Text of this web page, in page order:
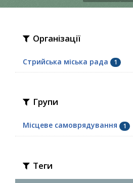
Організації
Стрийська міська рада 1
Групи
Місцеве самоврядування 1
Теги